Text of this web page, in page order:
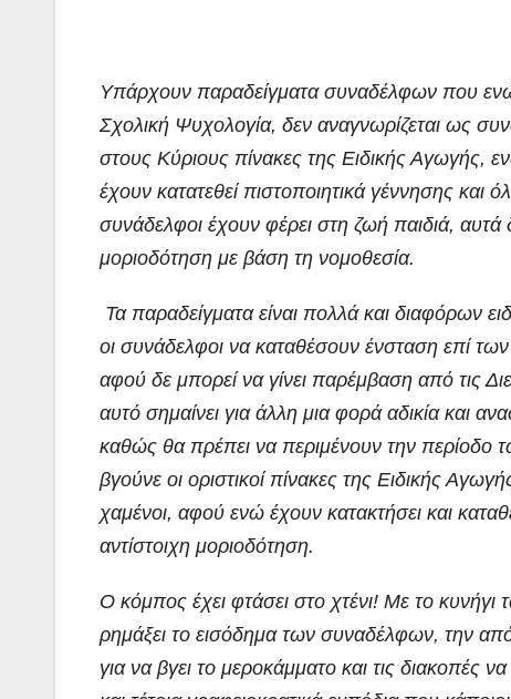
Υπάρχουν παραδείγματα συναδέλφων που ενώ
Σχολική Ψυχολογία, δεν αναγνωρίζεται ως
στους Κύριους πίνακες της Ειδικής Αγωγής,
έχουν κατατεθεί πιστοποιητικά γέννησης και
συνάδελφοι έχουν φέρει στη ζωή παιδιά,
μοριοδότηση με βάση τη νομοθεσία.
Τα παραδείγματα είναι πολλά και διαφόρων
οι συνάδελφοι να καταθέσουν ένσταση επί
αφού δε μπορεί να γίνει παρέμβαση από τις
αυτό σημαίνει για άλλη μια φορά αδικία και
καθώς θα πρέπει να περιμένουν την περίοδο
βγούνε οι οριστικοί πίνακες της Ειδικής
χαμένοι, αφού ενώ έχουν κατακτήσει και
αντίστοιχη μοριοδότηση.
Ο κόμπος έχει φτάσει στο χτένι! Με το
ρημάξει το εισόδημα των συναδέλφων, την
για να βγει το μεροκάμματο και τις διακοπές